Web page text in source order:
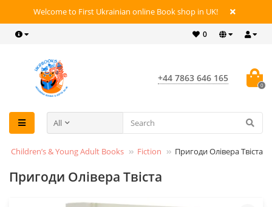
Welcome to First Ukrainian online Book shop in UK!
0
+44 7863 646 165
0
All
Children’s & Young Adult Books Fiction Пригоди Олівера Твіста
Пригоди Олівера Твіста